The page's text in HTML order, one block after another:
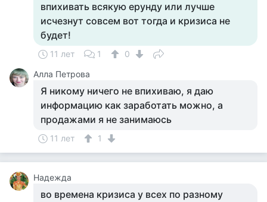
впихивать всякую ерунду или лучше
исчезнут совсем вот тогда и кризиса не
будет!
11 лет 1
0
Алла Петрова
Я никому ничего не впихиваю, я даю
информацию как заработать можно, а
продажами я не занимаюсь
11 лет 1
Надежда
во времена кризиса у всех по разному